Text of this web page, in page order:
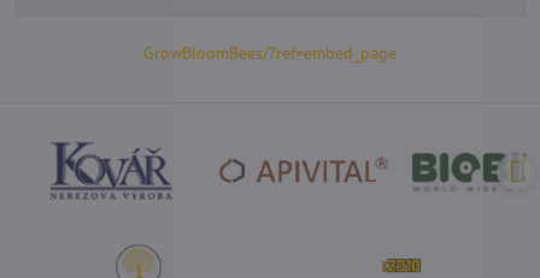
GrowBloomBees/?ref=embed_page